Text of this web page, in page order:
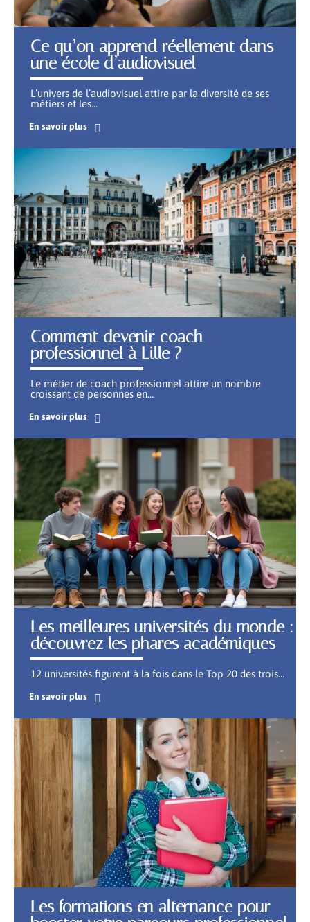
Ce qu’on apprend réellement dans
une école d’audiovisuel
L’univers de l’audiovisuel attire par la diversité de ses
métiers et les…
En savoir plus
Comment devenir coach
professionnel à Lille ?
Le métier de coach professionnel attire un nombre
croissant de personnes en…
En savoir plus
Les meilleures universités du monde :
découvrez les phares académiques
12 universités figurent à la fois dans le Top 20 des trois…
En savoir plus
Les formations en alternance pour